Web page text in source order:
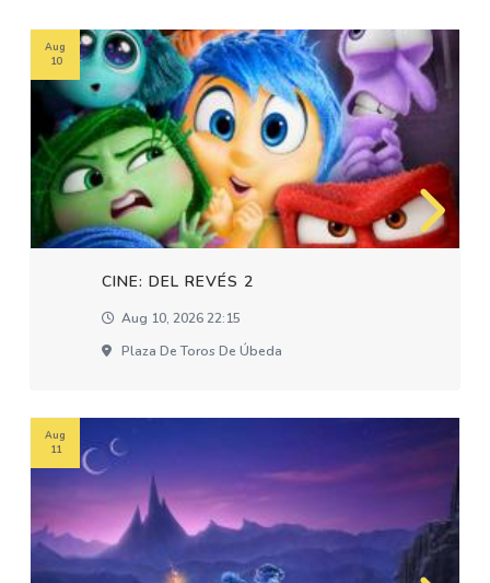
CINE: DEL REVÉS 2
Aug 10, 2026 22:15
Plaza De Toros De Úbeda
Aug
10
Aug
11